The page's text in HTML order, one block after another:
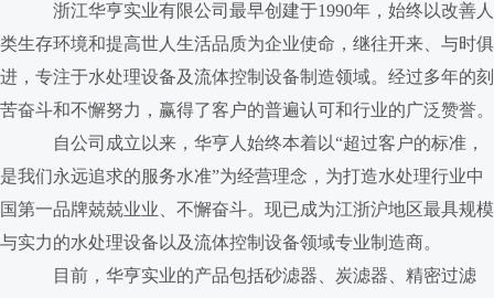
浙江华亨实业有限公司最早创建于1990年，始终以改善人
类生存环境和提高世人生活品质为企业使命，继往开来、与时俱
进，专注于水处理设备及流体控制设备制造领域。经过多年的刻
苦奋斗和不懈努力，赢得了客户的普遍认可和行业的广泛赞誉。
自公司成立以来，华亨人始终本着以“超过客户的标准，
是我们永远追求的服务水准”为经营理念，为打造水处理行业中
国第一品牌兢兢业业、不懈奋斗。现已成为江浙沪地区最具规模
与实力的水处理设备以及流体控制设备领域专业制造商。
目前，华亨实业的产品包括砂滤器、炭滤器、精密过滤